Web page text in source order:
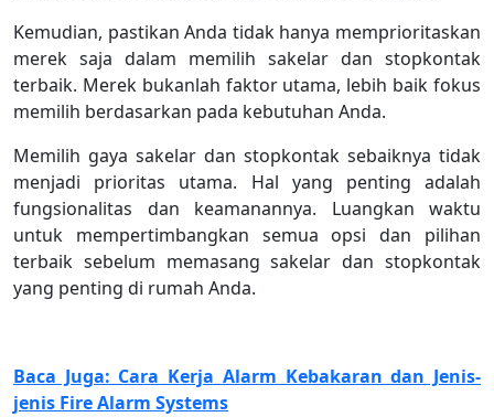
Kemudian, pastikan Anda tidak hanya memprioritaskan
merek saja dalam memilih sakelar dan stopkontak
terbaik. Merek bukanlah faktor utama, lebih baik fokus
memilih berdasarkan pada kebutuhan Anda.
Memilih gaya sakelar dan stopkontak sebaiknya tidak
menjadi prioritas utama. Hal yang penting adalah
fungsionalitas dan keamanannya. Luangkan waktu
untuk mempertimbangkan semua opsi dan pilihan
terbaik sebelum memasang sakelar dan stopkontak
yang penting di rumah Anda.
Baca Juga: Cara Kerja Alarm Kebakaran dan Jenis-
jenis Fire Alarm Systems